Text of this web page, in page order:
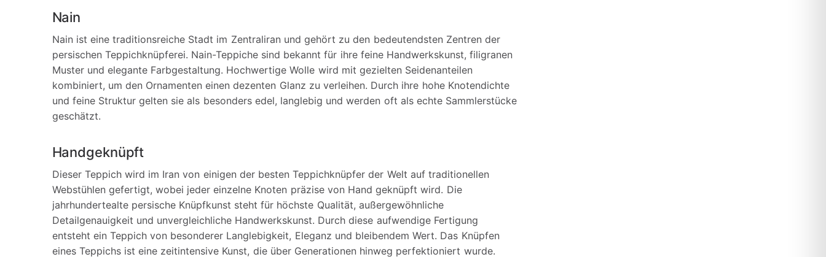
Nain
Nain ist eine traditionsreiche Stadt im Zentraliran und gehört zu den bedeutendsten Zentren der
persischen Teppichknüpferei. Nain-Teppiche sind bekannt für ihre feine Handwerkskunst, filigranen
Muster und elegante Farbgestaltung. Hochwertige Wolle wird mit gezielten Seidenanteilen
kombiniert, um den Ornamenten einen dezenten Glanz zu verleihen. Durch ihre hohe Knotendichte
und feine Struktur gelten sie als besonders edel, langlebig und werden oft als echte Sammlerstücke
geschätzt.
Handgeknüpft
Dieser Teppich wird im Iran von einigen der besten Teppichknüpfer der Welt auf traditionellen
Webstühlen gefertigt, wobei jeder einzelne Knoten präzise von Hand geknüpft wird. Die
jahrhundertealte persische Knüpfkunst steht für höchste Qualität, außergewöhnliche
Detailgenauigkeit und unvergleichliche Handwerkskunst. Durch diese aufwendige Fertigung
entsteht ein Teppich von besonderer Langlebigkeit, Eleganz und bleibendem Wert. Das Knüpfen
eines Teppichs ist eine zeitintensive Kunst, die über Generationen hinweg perfektioniert wurde.